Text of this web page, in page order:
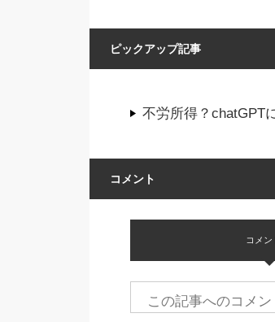
ピックアップ記事
不労所得？chatGPT
コメント
コメン
この記事へのコメン